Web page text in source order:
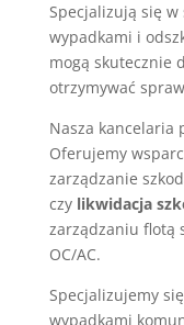
Specjalizują się
wypadkami i
mogą skutecznie
otrzymywać
Nasza kancelaria
Oferujemy
zarządzanie
czy likwidacja
zarządzaniu flotą
OC/AC.
Specjalizujemy
wypadkami